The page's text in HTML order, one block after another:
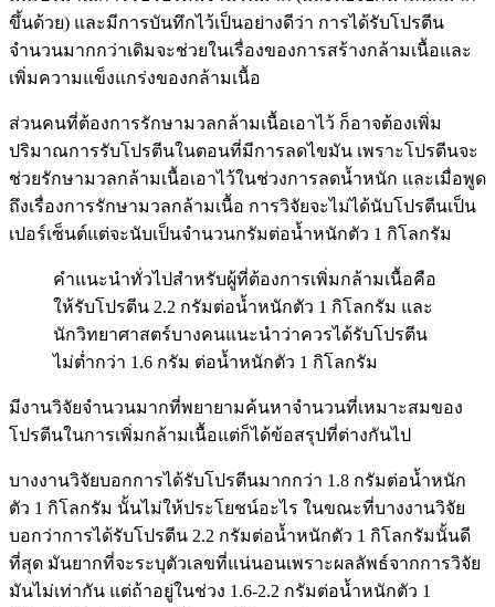
ขึ้นด้วย) และมีการบันทึกไว้เป็นอย่างดีว่า การได้รับโปรตีน
จำนวนมากกว่าเดิมจะช่วยในเรื่องของการสร้างกล้ามเนื้อและ
เพิ่มความแข็งแกร่งของกล้ามเนื้อ
ส่วนคนที่ต้องการรักษามวลกล้ามเนื้อเอาไว้ ก็อาจต้องเพิ่ม
ปริมาณการรับโปรตีนในตอนที่มีการลดไขมัน เพราะโปรตีนจะ
ช่วยรักษามวลกล้ามเนื้อเอาไว้ในช่วงการลดน้ำหนัก และเมื่อพูด
ถึงเรื่องการรักษามวลกล้ามเนื้อ การวิจัยจะไม่ได้นับโปรตีนเป็น
เปอร์เซ็นต์แต่จะนับเป็นจำนวนกรัมต่อน้ำหนักตัว 1 กิโลกรัม
คำแนะนำทั่วไปสำหรับผู้ที่ต้องการเพิ่มกล้ามเนื้อคือ
ให้รับโปรตีน 2.2 กรัมต่อน้ำหนักตัว 1 กิโลกรัม และ
นักวิทยาศาสตร์บางคนแนะนำว่าควรได้รับโปรตีน
ไม่ต่ำกว่า 1.6 กรัม ต่อน้ำหนักตัว 1 กิโลกรัม
มีงานวิจัยจำนวนมากที่พยายามค้นหาจำนวนที่เหมาะสมของ
โปรตีนในการเพิ่มกล้ามเนื้อแต่ก็ได้ข้อสรุปที่ต่างกันไป
บางงานวิจัยบอกการได้รับโปรตีนมากกว่า 1.8 กรัมต่อน้ำหนัก
ตัว 1 กิโลกรัม นั้นไม่ให้ประโยชน์อะไร ในขณะที่บางงานวิจัย
บอกว่าการได้รับโปรตีน 2.2 กรัมต่อน้ำหนักตัว 1 กิโลกรัมนั้นดี
ที่สุด มันยากที่จะระบุตัวเลขที่แน่นอนเพราะผลลัพธ์จากการวิจัย
มันไม่เท่ากัน แต่ถ้าอยู่ในช่วง 1.6-2.2 กรัมต่อน้ำหนักตัว 1